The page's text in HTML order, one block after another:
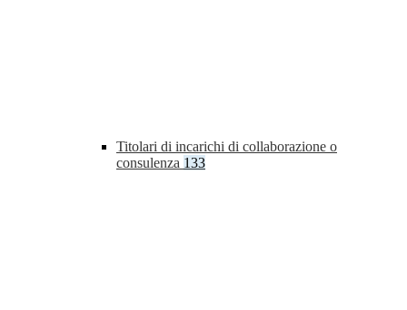
Titolari di incarichi di collaborazione o
consulenza 133